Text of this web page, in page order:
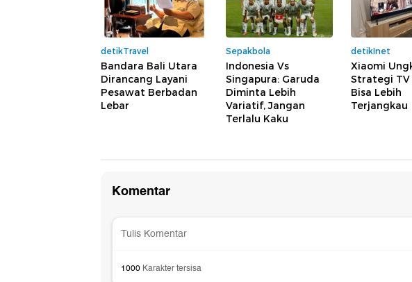
detikTravel
Bandara Bali Utara
Dirancang Layani
Pesawat Berbadan
Lebar
Sepakbola
Indonesia Vs
Singapura: Garuda
Diminta Lebih
Variatif, Jangan
Terlalu Kaku
detikInet
Xiaomi
Strategi TV
Bisa Lebih
Terjangkau